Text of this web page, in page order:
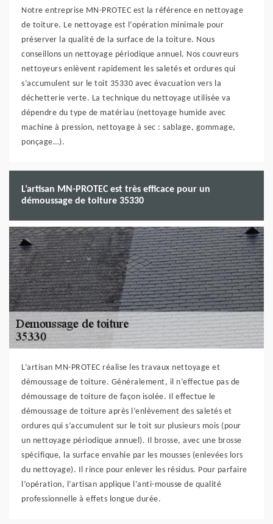
Notre entreprise MN-PROTEC est la référence en nettoyage
de toiture. Le nettoyage est l’opération minimale pour
préserver la qualité de la surface de la toiture. Nous
conseillons un nettoyage périodique annuel. Nos couvreurs
nettoyeurs enlèvent rapidement les saletés et ordures qui
s’accumulent sur le toit 35330 avec évacuation vers la
déchetterie verte. La technique du nettoyage utilisée va
dépendre du type de matériau (nettoyage humide avec
machine à pression, nettoyage à sec : sablage, gommage,
ponçage…).
L’artisan MN-PROTEC est très efficace pour un
démoussage de toiture 35330
L’artisan MN-PROTEC réalise les travaux nettoyage et
démoussage de toiture. Généralement, il n’effectue pas de
démoussage de toiture de façon isolée. Il effectue le
démoussage de toiture après l’enlèvement des saletés et
ordures qui s’accumulent sur le toit sur plusieurs mois (pour
un nettoyage périodique annuel). Il brosse, avec une brosse
spécifique, la surface envahie par les mousses (enlevées lors
du nettoyage). Il rince pour enlever les résidus. Pour parfaire
l’opération, l’artisan applique l’anti-mousse de qualité
professionnelle à effets longue durée.